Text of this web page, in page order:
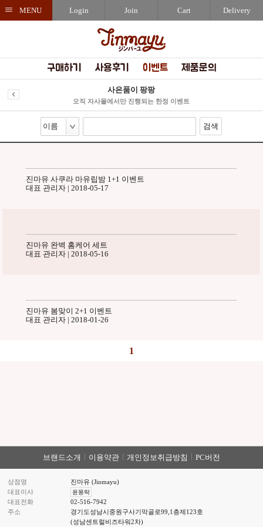
MENU Login Join Cart Delivery
구매하기 사용후기 이벤트 제품문의
사은품이 팡팡
오직 자사몰에서만 진행되는 한정 이벤트
검색
진마유 사쿠라 마유립밤 1+1 이벤트
대표 관리자 | 2018-05-17
진마유 완벽 홈케어 세트
대표 관리자 | 2018-05-16
진마유 봄맞이 2+1 이벤트
대표 관리자 | 2018-01-26
1
브랜드소개 이용약관 개인정보취급방침 PC버전
상점명
진마유 (Jinmayu)
대표이사
윤몽락
대표전화
02-516-7942
주소
경기도성남시중원구사기막골로99,1층제123호
(성남센트럴비즈타워2차)